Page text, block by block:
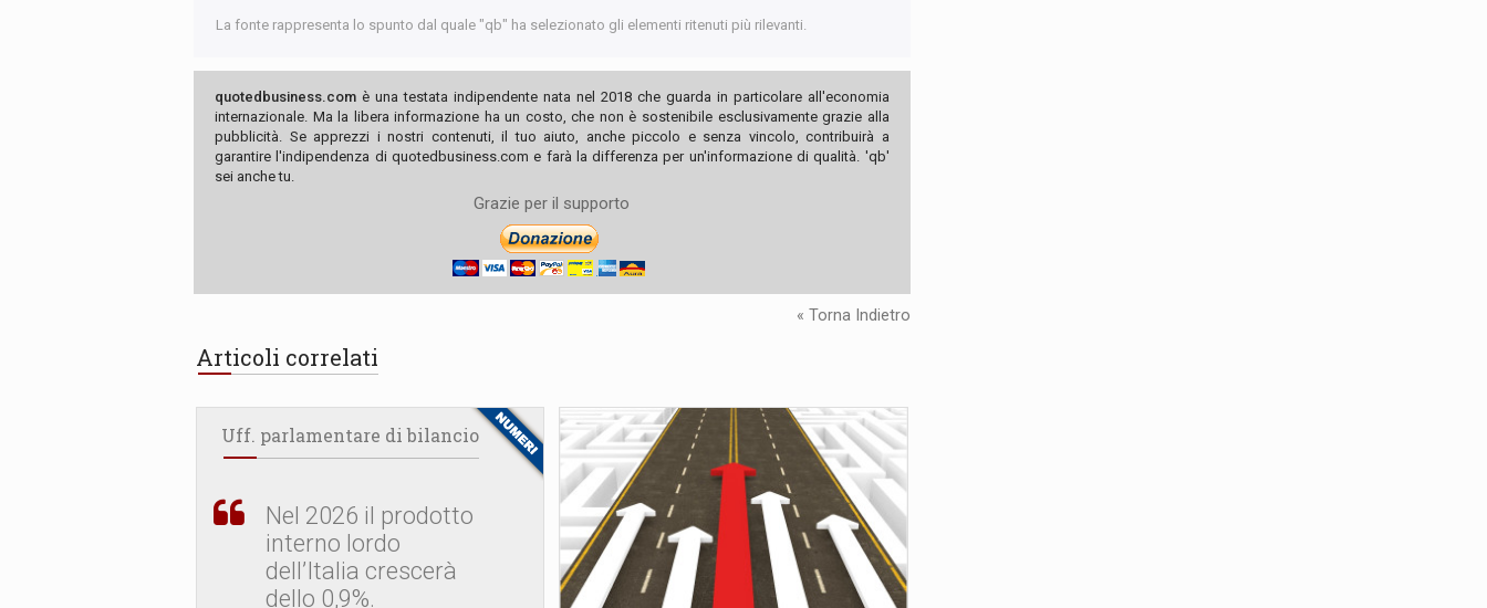
La fonte rappresenta lo spunto dal quale "qb" ha selezionato gli elementi ritenuti più rilevanti.
quotedbusiness.com è una testata indipendente nata nel 2018 che guarda in particolare all'economia
internazionale. Ma la libera informazione ha un costo, che non è sostenibile esclusivamente grazie alla
pubblicità. Se apprezzi i nostri contenuti, il tuo aiuto, anche piccolo e senza vincolo, contribuirà a
garantire l'indipendenza di quotedbusiness.com e farà la differenza per un'informazione di qualità. 'qb'
sei anche tu.
Grazie per il supporto
« Torna Indietro
Articoli correlati
Uff. parlamentare di bilancio
Nel 2026 il prodotto
interno lordo
dell’Italia crescerà
dello 0,9%.